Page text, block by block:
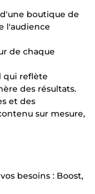
boutique de
l'audience
de chaque
qui reflète
des résultats.
et des
sur mesure,
besoins : Boost,